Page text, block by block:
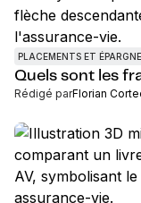
PLACEMENTS ET ÉPARGNE
Quels sont les
Rédigé parFlorian